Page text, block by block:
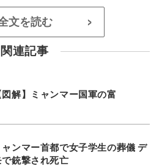
文を読む >
関連記事
図解】ミャンマー国軍の富
ャンマー首都で女子学生の葬儀 デ
で銃撃され死亡